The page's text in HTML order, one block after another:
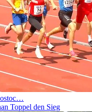
Toppel den Sieg